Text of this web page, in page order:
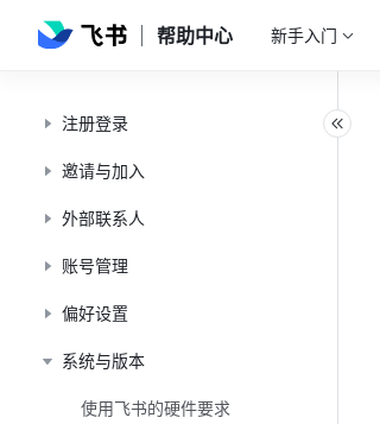
帮助中心 新手入门
注册登录
邀请与加入
外部联系人
账号管理
偏好设置
系统与版本
使用飞书的硬件要求